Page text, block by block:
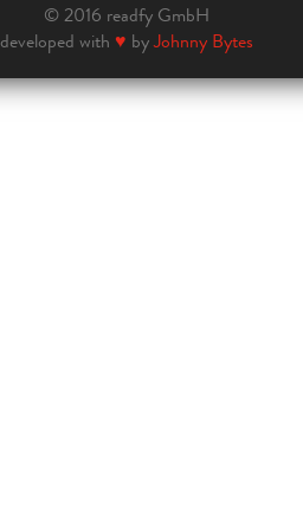
© 2016 readfy GmbH
developed with ♥ byJohnny Bytes